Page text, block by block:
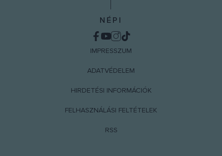
NÉPI
IMPRESSZUM
ADATVÉDELEM
HIRDETÉSI INFORMÁCIÓK
FELHASZNÁLÁSI FELTÉTELEK
RSS